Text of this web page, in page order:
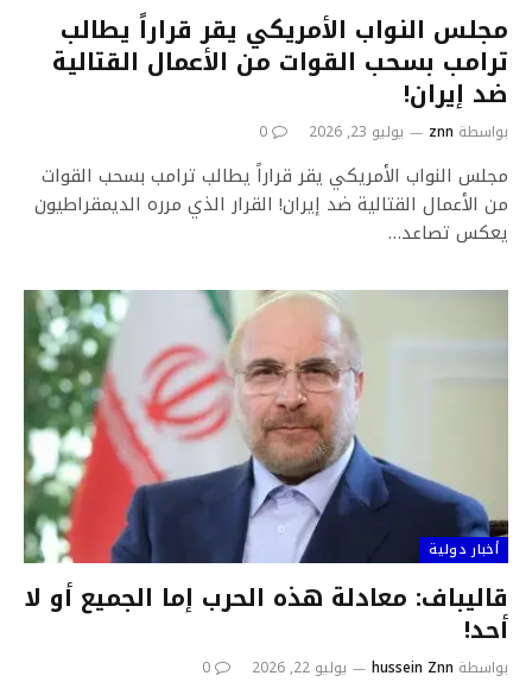
مجلس النواب الأمريكي يقر قراراً يطالب
ترامب بسحب القوات من الأعمال القتالية
ضد إيران!
بواسطة znn يوليو 23, 2026 0
مجلس النواب الأمريكي يقر قراراً يطالب ترامب بسحب القوات
من الأعمال القتالية ضد إيران! القرار الذي مرره الديمقراطيون
يعكس تصاعد…
أخبار دولية
قاليباف: معادلة هذه الحرب إما الجميع أو لا
أحد!
بواسطة hussein Znn يوليو 22, 2026 0